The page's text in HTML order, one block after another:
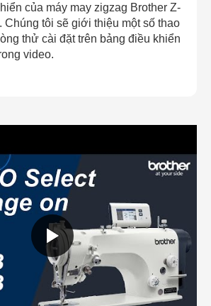
của máy may zigzag Brother Z-
Chúng tôi sẽ giới thiệu một số thao
thử cài đặt trên bảng điều khiển
video.